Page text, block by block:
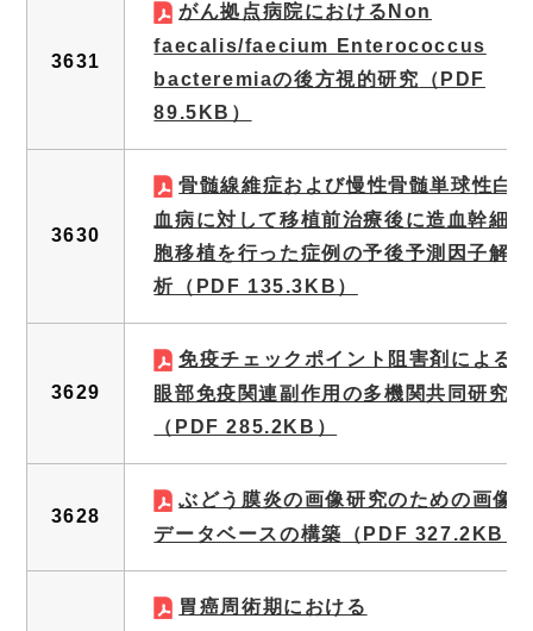
3631
がん拠点病院におけるNon
faecalis/faecium Enterococcus
bacteremiaの後方視的研究 （PDF
89.5KB）
3630
骨髄線維症および慢性骨髄単球性白
血病に対して移植前治療後に造血幹細
胞移植を行った症例の予後予測因子解
析 （PDF 135.3KB）
3629
免疫チェックポイント阻害剤による
眼部免疫関連副作用の多機関共同研究
（PDF 285.2KB）
3628
ぶどう膜炎の画像研究のための画像
データベースの構築
（PDF 327.2KB）
胃癌周術期における